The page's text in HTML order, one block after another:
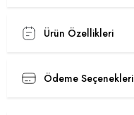
Ürün Özellikleri
Ödeme Seçenekleri